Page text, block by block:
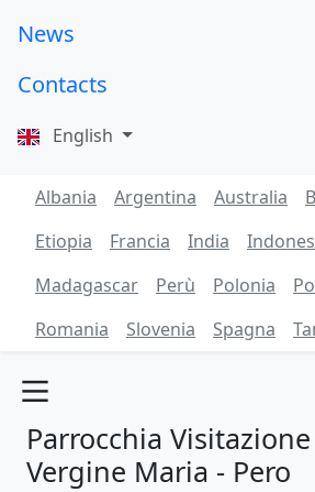
News
Contacts
English
Albania Argentina Australia
Etiopia
Francia India
Madagascar
Perù Polonia
Romania
Slovenia Spagna
Parrocchia
Vergine Maria - Pero